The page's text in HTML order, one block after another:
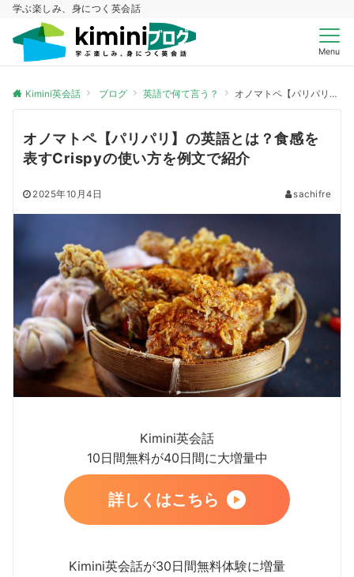
学ぶ楽しみ、身につく英会話
Menu
Kimini英会話 ブログ 英語で何て言う？ オノマトペ【パリパリ】の英語とは？食感を表すCrispyの使い方を例文で紹介
オノマトペ【パリパリ】の英語とは？食感を
表すCrispyの使い方を例文で紹介
2025年10月4日 sachifre
Kimini英会話
10日間無料が40日間に大増量中
詳しくはこちら
Kimini英会話が30日間無料体験に増量